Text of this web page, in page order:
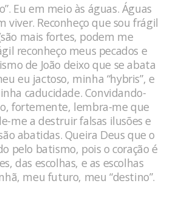
Eu em meio às águas. Águas
viver. Reconheço que sou frágil
mais fortes, podem me
reconheço meus pecados e
de João deixo que se abata
eu jactoso, minha “hybris”, e
caducidade. Convidando-
fortemente, lembra-me que
me a destruir falsas ilusões e
abatidas. Queira Deus que o
pelo batismo, pois o coração é
das escolhas, e as escolhas
meu futuro, meu “destino”.